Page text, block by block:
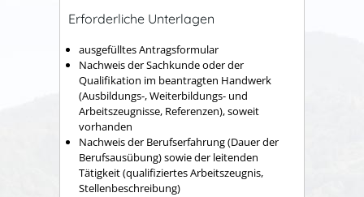
Erforderliche Unterlagen
ausgefülltes Antragsformular
Nachweis der Sachkunde oder der
Qualifikation im beantragten Handwerk
(Ausbildungs-, Weiterbildungs- und
Arbeitszeugnisse, Referenzen), soweit
vorhanden
Nachweis der Berufserfahrung (Dauer der
Berufsausübung) sowie der leitenden
Tätigkeit (qualifiziertes Arbeitszeugnis,
Stellenbeschreibung)